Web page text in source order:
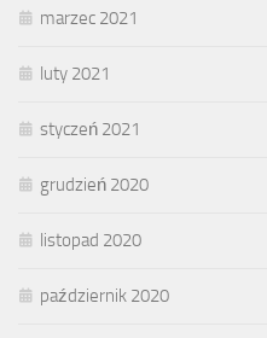
marzec 2021
luty 2021
styczeń 2021
grudzień 2020
listopad 2020
październik 2020